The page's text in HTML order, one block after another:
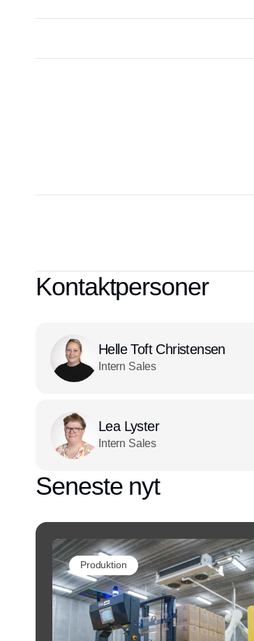
Kontaktpersoner
Helle Toft Christensen
Intern Sales
Lea Lyster
Intern Sales
Seneste nyt
Produktion